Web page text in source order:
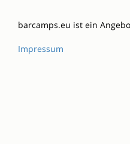
barcamps.eu ist ein
Impressum